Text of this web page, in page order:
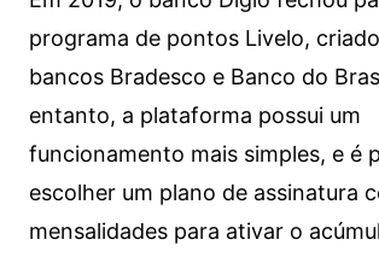
programa de pontos Livelo,
bancos Bradesco e Banco do
entanto, a plataforma possui um
funcionamento mais simples, e é
escolher um plano de assinatura
mensalidades para ativar o